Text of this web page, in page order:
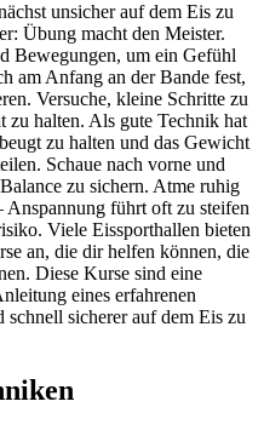
unsicher auf dem Eis zu
Übung macht den Meister.
Bewegungen, um ein Gefühl
am Anfang an der Bande fest,
Versuche, kleine Schritte zu
zu halten. Als gute Technik hat
zu halten und das Gewicht
Schaue nach vorne und
zu sichern. Atme ruhig
Anspannung führt oft zu steifen
Viele Eissporthallen bieten
an, die dir helfen können, die
Diese Kurse sind eine
eines erfahrenen
schnell sicherer auf dem Eis zu